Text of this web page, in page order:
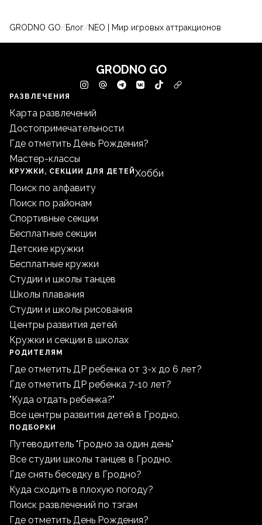
GRODNO GO/Блог/NEO | Мир игровых аттракционов
GRODNO GO
РАЗВЛЕЧЕНИЯ
Карта развлечений
Достопримечательности
Где отметить День Рождения?
Мастер-классы
КРУЖКИ, СЕКЦИИ ДЛЯ ДЕТЕЙ
Поиск по алфавиту
Поиск по районам
Спортивные секции
Бесплатные секции
Детские кружки
Бесплатные кружки
Студии и школы танцев
Школы плавания
Студии и школы рисования
Центры развития детей
Кружки и секции в школах
Хобби
РОДИТЕЛЯМ
Где отметить ДР ребенка от 3-х до 6 лет?
Где отметить ДР ребенка 7-10 лет?
"Куда отдать ребенка?"
Все центры развития детей в Гродно.
ПОДБОРКИ
Путеводитель "Гродно за один день"
Все студии школы танцев в Гродно.
Где снять беседку в Гродно?
Куда сходить в плохую погоду?
Поиск развлечений по тэгам
Где отметить День Рождения?